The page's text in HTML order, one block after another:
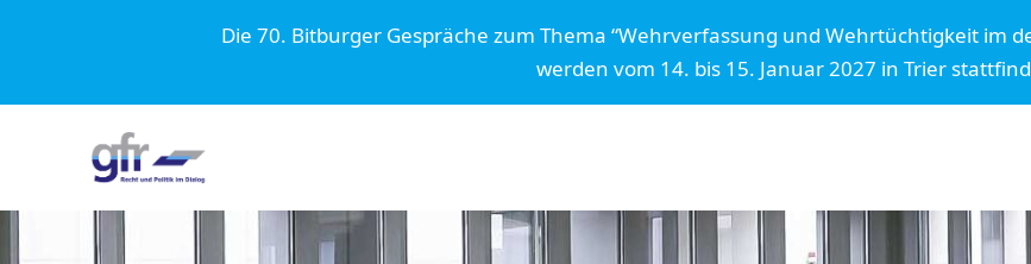
Die 70. Bitburger Gespräche zum Thema “Wehrverfassung und Wehrtüchtigkeit im
werden vom 14. bis 15. Januar 2027 in Trier